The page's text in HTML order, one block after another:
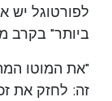
לפורטוגל יש
ביותר" בקרב
"את המוטו
זה: לחזק את